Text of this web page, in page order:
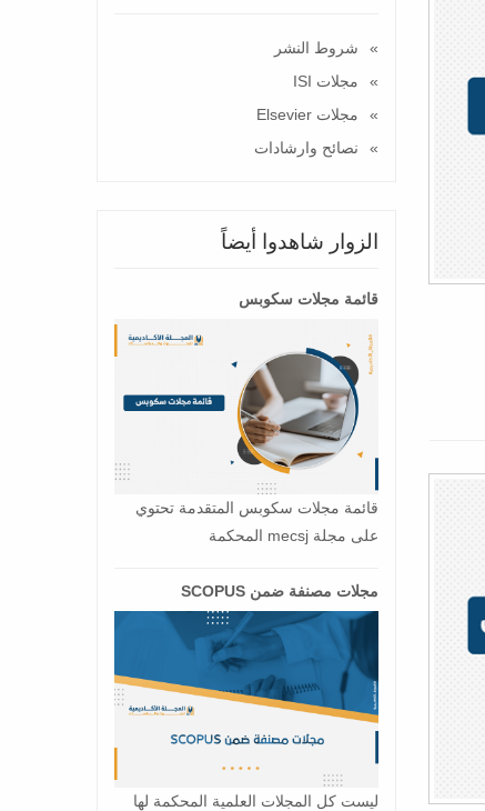
شروط النشر
مجلات ISI
مجلات Elsevier
نصائح وارشادات
الزوار شاهدوا أيضاً
قائمة مجلات سكوبس
قائمة مجلات سكوبس المتقدمة تحتوي
على مجلة mecsj المحكمة
مجلات مصنفة ضمن SCOPUS
ليست كل المجلات العلمية المحكمة لها